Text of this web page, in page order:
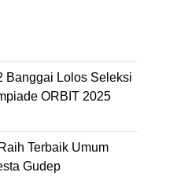
Banggai Lolos Seleksi
ORBIT 2025
Terbaik Umum
Gudep